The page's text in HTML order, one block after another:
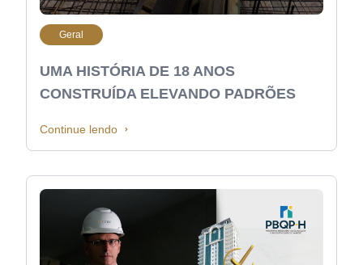
Geral
UMA HISTÓRIA DE 18 ANOS
CONSTRUÍDA ELEVANDO PADRÕES
Continue lendo